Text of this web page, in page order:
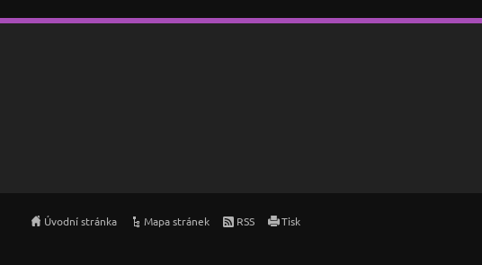
Úvodní stránka Mapa stránek RSS Tisk